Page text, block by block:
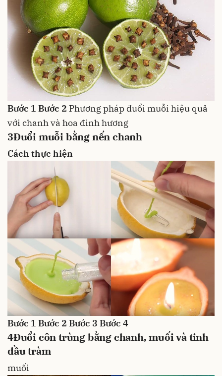
Bước 1 Bước 2 Phương pháp đuổi muỗi hiệu quả
với chanh và hoa đinh hương
3Đuổi muỗi bằng nến chanh
Cách thực hiện
Bước 1 Bước 2 Bước 3 Bước 4
4Đuổi côn trùng bằng chanh, muối và tinh
dầu tràm
muối